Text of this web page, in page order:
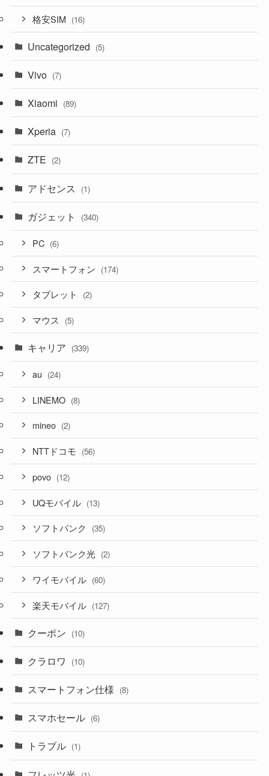
格安SIM (16)
Uncategorized (5)
Vivo (7)
Xiaomi (89)
Xperia (7)
ZTE (2)
アドセンス (1)
ガジェット (340)
PC (6)
スマートフォン (174)
タブレット (2)
マウス (5)
キャリア (339)
au (24)
LINEMO (8)
mineo (2)
NTTドコモ (56)
povo (12)
UQモバイル (13)
ソフトバンク (35)
ソフトバンク光 (2)
ワイモバイル (60)
楽天モバイル (127)
クーポン (10)
クラロワ (10)
スマートフォン仕様 (8)
スマホセール (6)
トラブル (1)